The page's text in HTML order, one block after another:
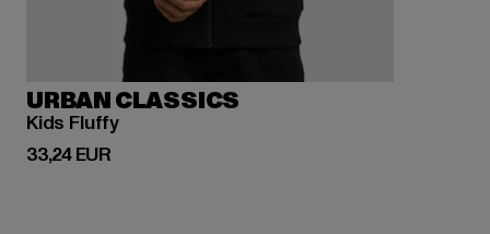
URBAN CLASSICS
Kids Fluffy
33,24 EUR
Derzeitiger Preis: 33,24 EUR